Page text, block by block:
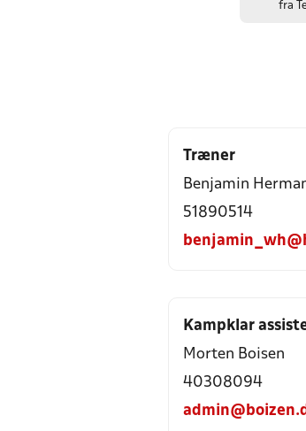
fra
Træner
Benjamin
51890514
Kampklar
Morten Boisen
40308094